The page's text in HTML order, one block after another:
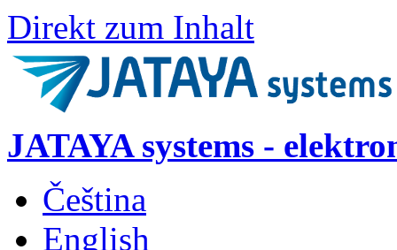
Direkt zum Inhalt
JATAYA systems -
Čeština
English